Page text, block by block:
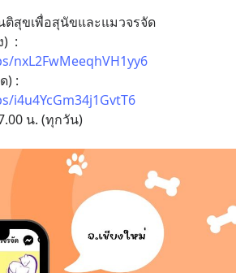
ติสุขเพื่อสุนัขและแมวจรจัด
nxL2FwMeeqhVH1yy6
i4u4YcGm34j1GvtT6
น. (ทุกวัน)